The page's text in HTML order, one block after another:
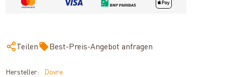
Teilen Best-Preis-Angebot anfragen
Hersteller:
Dovre